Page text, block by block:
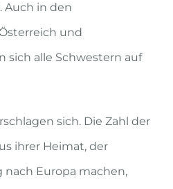
Auch in den
und
sich alle Schwestern auf
sich. Die Zahl der
ihrer Heimat, der
nach Europa machen,